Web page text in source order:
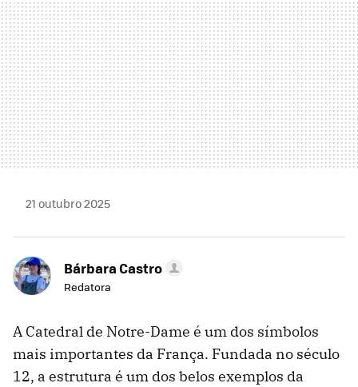
21 outubro 2025
Bárbara Castro
Redatora
A Catedral de Notre-Dame é um dos símbolos
mais importantes da França. Fundada no século
12, a estrutura é um dos belos exemplos da